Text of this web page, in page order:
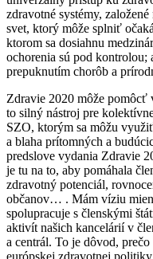
zdravotné systémy,
svet, ktorý môže splniť
ktorom sa dosiahnu
ochorenia sú pod
prepuknutím chorôb a
Zdravie 2020 môže pomôcť
to silný nástroj pre
SZO, ktorým sa môžu
a blaha prítomných a
predslove vydania Zdravie
je tu na to, aby pomáhala
zdravotný potenciál,
občanov… . Mám víziu
spolupracuje s členskými
aktivít našich kancelárií v
a centrál. To je dôvod,
európskej zdravotnej